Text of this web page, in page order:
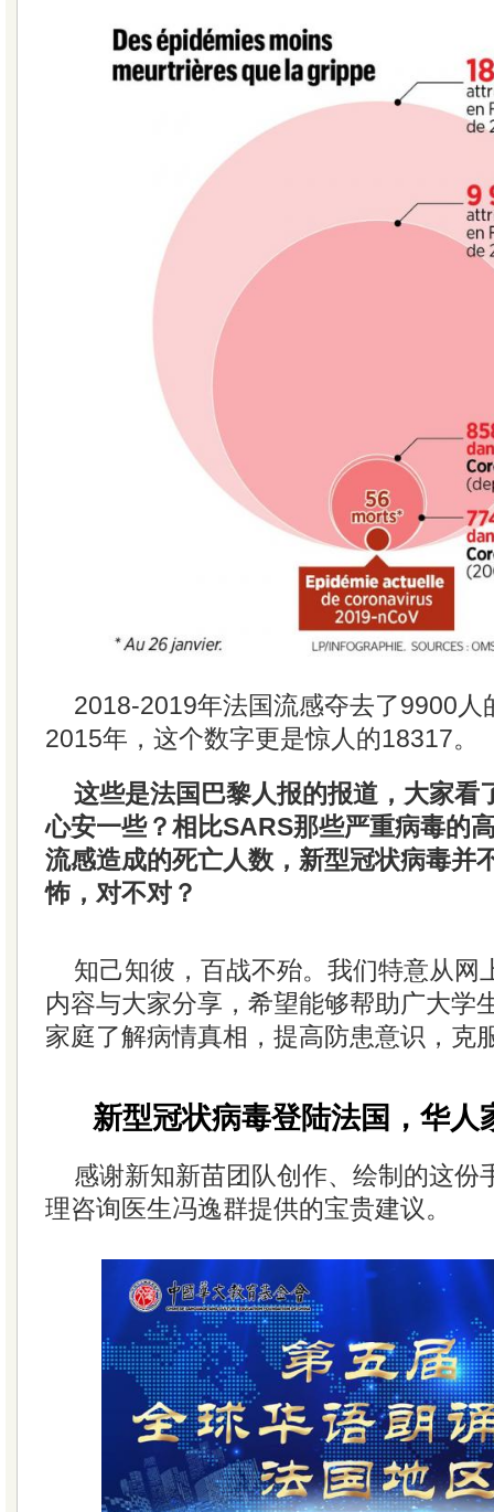
2018-2019年法国流感夺去了9900人
2015年，这个数字更是惊人的18317。
这些是法国巴黎人报的报道，大家看
心安一些？相比SARS那些严重病毒的
流感造成的死亡人数，新型冠状病毒并
怖，对不对？
知己知彼，百战不殆。我们特意从网
内容与大家分享，希望能够帮助广大学
家庭了解病情真相，提高防患意识，克
新型冠状病毒登陆法国，华人
感谢新知新苗团队创作、绘制的这份
理咨询医生冯逸群提供的宝贵建议。